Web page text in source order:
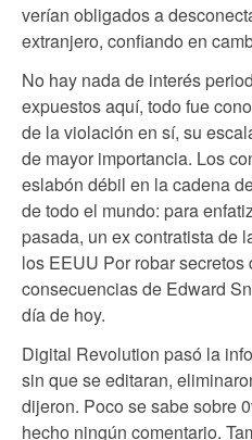
verían obligados a
extranjero, confiando en
No hay nada de interés
expuestos aquí, todo fue
de la violación en sí, su
de mayor importancia. Los
eslabón débil en la cadena
de todo el mundo: para
pasada, un ex contratista de
los EEUU Por robar
consecuencias de Edward
día de hoy.
Digital Revolution pasó la
sin que se editaran,
dijeron. Poco se sabe sobre
hecho ningún comentario.